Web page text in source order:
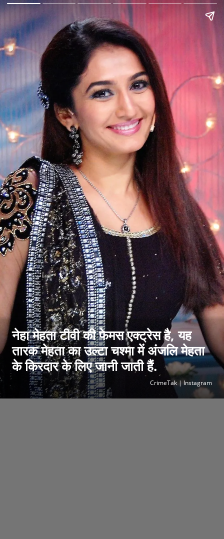
नेहा मेहता टीवी की फेमस एक्ट्रेस है, यह
तारक मेहता का उल्टा चश्मा में अंजलि मेहता
के किरदार के लिए जानी जाती हैं.
CrimeTak | Instagram